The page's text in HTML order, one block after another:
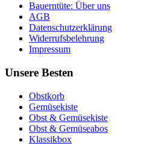
Bauerntüte: Über uns
AGB
Datenschutzerklärung
Widerrufsbelehrung
Impressum
Unsere Besten
Obstkorb
Gemüsekiste
Obst & Gemüsekiste
Obst & Gemüseabos
Klassikbox